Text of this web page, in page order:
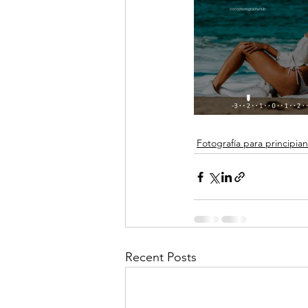
Fotografía para
Recent Posts